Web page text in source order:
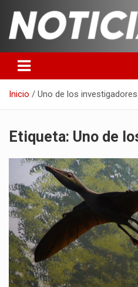
contenido
Noticias en
Inicio Uno de los investigadores
Etiqueta: Uno de